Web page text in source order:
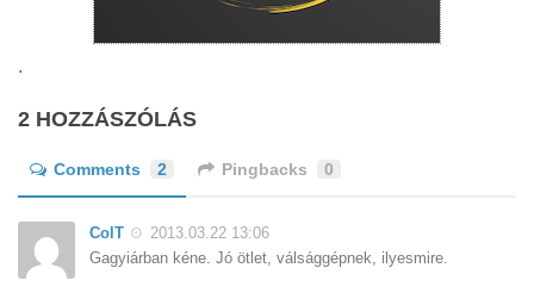
.
2 HOZZÁSZÓLÁS
Comments 2 Pingbacks 0
ColT
2013.03.22 13:06
Gagyiárban kéne. Jó ötlet, válsággépnek, ilyesmire.